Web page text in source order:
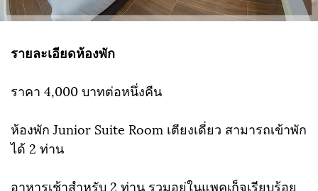
รายละเอียดห้องพัก
ราคา 4,000 บาทต่อหนึ่งคืน
ห้องพัก Junior Suite Room เตียงเดี่ยว สามารถเข้าพัก
ได้ 2 ท่าน
อาหารเช้าสำหรับ 2 ท่าน รวมอยู่ในแพคเก็จเรียบร้อย